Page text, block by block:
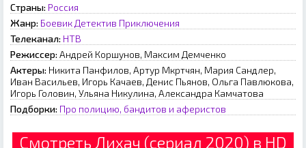
Страны: Россия
Жанр: Боевик Детектив Приключения
Телеканал: НТВ
Режиссер: Андрей Коршунов, Максим Демченко
Актеры: Никита Панфилов, Артур Мкртчян, Мария Сандлер,
Иван Васильев, Игорь Качаев, Денис Пьянов, Ольга Павлюкова,
Игорь Головин, Ульяна Никулина, Александра Камчатова
Подборки: Про полицию, бандитов и аферистов
Смотреть Лихач (сериал 2020) в HD